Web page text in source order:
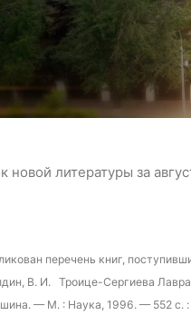
новой литературы за
перечень книг,
В. И. Троице-Сергиева Лавра
— М. : Наука, 1996. — 552 с.